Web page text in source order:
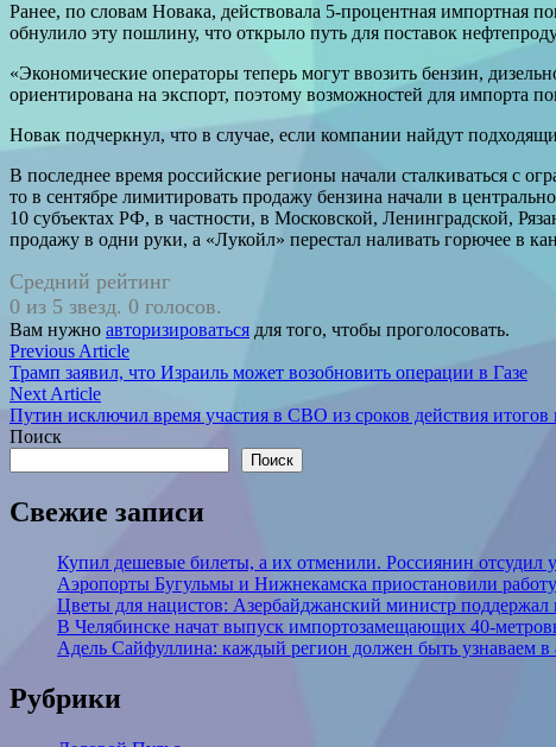
Ранее, по словам Новака, действовала 5-процентная импортная
обнулило эту пошлину, что открыло путь для поставок
«Экономические операторы теперь могут ввозить бензин,
ориентирована на экспорт, поэтому возможностей для импорта
Новак подчеркнул, что в случае, если компании найдут
В последнее время российские регионы начали сталкиваться с
то в сентябре лимитировать продажу бензина начали в
10 субъектах РФ, в частности, в Московской, Ленинградской,
продажу в одни руки, а «Лукойл» перестал наливать горючее в
Средний рейтинг
0 из 5 звезд. 0 голосов.
Вам нужно авторизироваться для того, чтобы проголосовать.
Навигация
по
записям
Previous ArticlePrevious
article:
Трамп заявил, что Израиль может возобновить операции в Газе
Next ArticleNext
article:
Путин исключил время участия в СВО из сроков действия
Поиск
Поиск
Свежие записи
Купил дешевые билеты, а их отменили. Россиянин отсудил
Аэропорты Бугульмы и Нижнекамска приостановили работу
Цветы для нацистов: Азербайджанский министр поддержал
В Челябинске начат выпуск импортозамещающих 40-
Адель Сайфуллина: каждый регион должен быть узнаваем в
Рубрики